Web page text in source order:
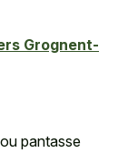
Grognent-
pantasse